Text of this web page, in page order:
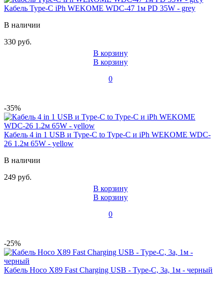
Кабель Type-C iPh WEKOME WDC-47 1м PD 35W - grey
В наличии
330 руб.
В корзину
В корзину
0
-35%
Кабель 4 in 1 USB и Type-C to Type-C и iPh WEKOME WDC-
26 1.2м 65W - yellow
В наличии
249 руб.
В корзину
В корзину
0
-25%
Кабель Hoco X89 Fast Charging USB - Type-C, 3а, 1м - черный